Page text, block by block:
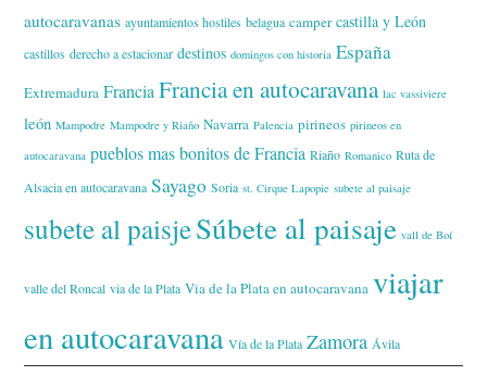
autocaravanas ayuntamientos hostiles belagua camper castilla y León
castillos derecho a estacionar destinos domingos con historia España
Extremadura Francia Francia en autocaravana lac vassiviere
león Mampodre Mampodre y Riaño Navarra Palencia pirineos pirineos en
autocaravana pueblos mas bonitos de Francia Riaño Romanico Ruta de
Alsacia en autocaravana Sayago Soria st. Cirque Lapopie subete al paisaje
subete al paisjeSúbete al paisaje vall de Boí
valle del Roncal via de la Plata Via de la Plata en autocaravana viajar
en autocaravana Vía de la Plata Zamora Ávila